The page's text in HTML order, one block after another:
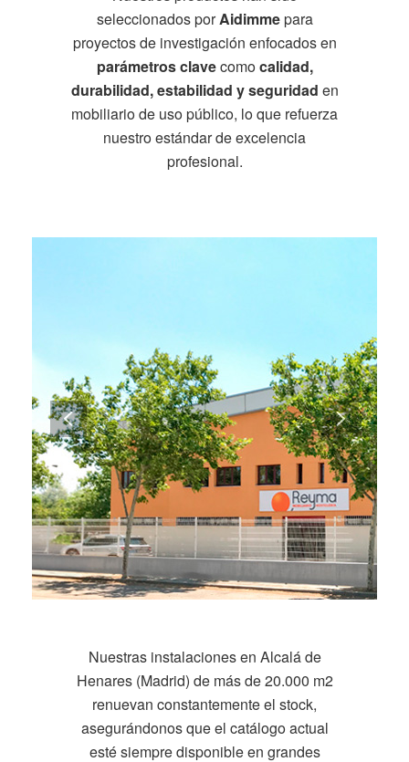
seleccionados porAidimmepara
proyectos de investigación enfocados en
parámetros clavecomocalidad,
durabilidad, estabilidad y seguridad en
mobiliario de uso público, lo que refuerza
nuestro estándar de excelencia
profesional.
Nuestras instalaciones en Alcalá de
Henares (Madrid) de más de 20.000 m2
renuevan constantemente el stock,
asegurándonos que el catálogo actual
esté siempre disponible en grandes